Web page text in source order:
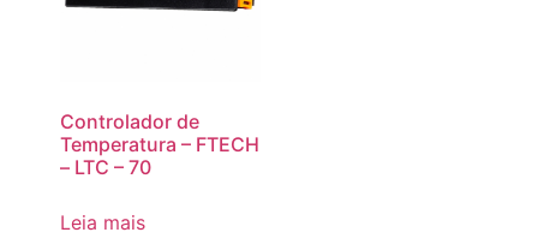
Controlador de
Temperatura – FTECH
– LTC – 70
Leia mais